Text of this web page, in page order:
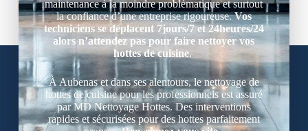
maintenance à la moindre problématique et surtout
la confiance d’une entreprise rigoureuse.Vos
techniciens se déplacent 7jours/7 et 24heures/24
alors n’attendez pas pour faire nettoyer vos
hottes de cuisine.
À Aubenas et dans ses alentours, le nettoyage de
hottes de cuisine pour les professionnels est assuré
par MD Nettoyage Hottes. Des interventions
rapides et sécurisées pour des hottes parfaitement